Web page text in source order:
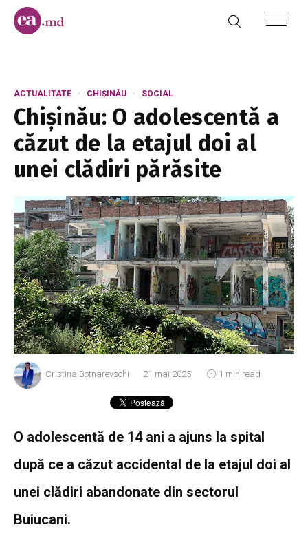
ACTUALITATE CHIȘINĂU SOCIAL
Chișinău: O adolescentă a
căzut de la etajul doi al
unei clădiri părăsite
Cristina Botnarevschi 21 mai 2025 1 min read
O adolescentă de 14 ani a ajuns la spital
după ce a căzut accidental de la etajul doi al
unei clădiri abandonate din sectorul
Buiucani.